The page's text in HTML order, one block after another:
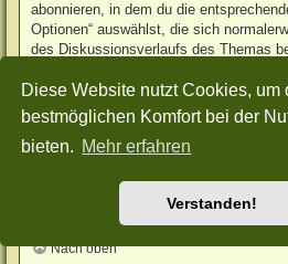
Diese Website nutzt Cookies, um
bestmöglichen Komfort bei der
bieten. Mehr erfahren
Verstanden!
abonnieren, in dem du die
Optionen“ auswählst, die sich
des Diskussionsverlaufs des Themas
benachrichtigen, sobald eine Antwort
wird das Thema ebenfalls für dich
Nach oben
Wie kann ich ein Forum abonnieren?
Um ein Forum zu abonnieren,
abonnieren“, der sich meist am Ende
Nach oben